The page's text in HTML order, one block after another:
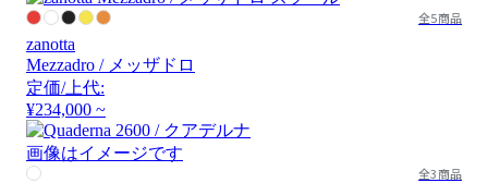
全5商品
zanotta
Mezzadro / メッザドロ
定価/上代:
¥234,000 ~
画像はイメージです
全3商品